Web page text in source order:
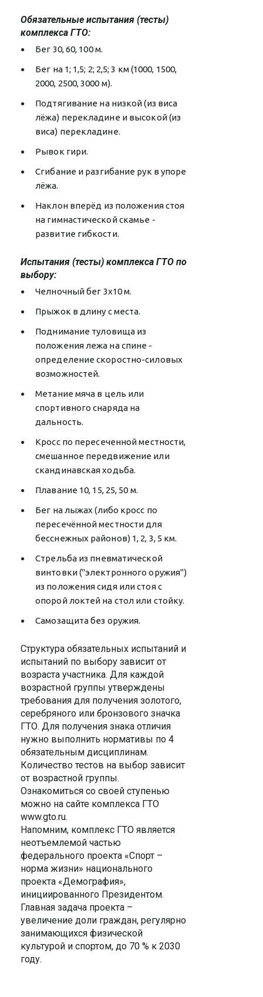
Обязательные испытания (тесты)
комплекса ГТО:
Бег 30, 60, 100 м.
Бег на 1; 1,5; 2; 2,5; 3 км (1000, 1500,
2000, 2500, 3000 м).
Подтягивание на низкой (из виса
лёжа) перекладине и высокой (из
виса) перекладине.
Рывок гири.
Сгибание и разгибание рук в упоре
лёжа.
Наклон вперёд из положения стоя
на гимнастической скамье -
развитие гибкости.
Испытания (тесты) комплекса ГТО по
выбору:
Челночный бег 3x10 м.
Прыжок в длину с места.
Поднимание туловища из
положения лежа на спине -
определение скоростно-силовых
возможностей.
Метание мяча в цель или
спортивного снаряда на
дальность.
Кросс по пересеченной местности,
смешанное передвижение или
скандинавская ходьба.
Плавание 10, 15, 25, 50 м.
Бег на лыжах (либо кросс по
пересечённой местности для
бесснежных районов) 1, 2, 3, 5 км.
Стрельба из пневматической
винтовки ("электронного оружия")
из положения сидя или стоя с
опорой локтей на стол или стойку.
Самозащита без оружия.
Структура обязательных испытаний и
испытаний по выбору зависит от
возраста участника. Для каждой
возрастной группы утверждены
требования для получения золотого,
серебряного или бронзового значка
ГТО. Для получения знака отличия
нужно выполнить нормативы по 4
обязательным дисциплинам.
Количество тестов на выбор зависит
от возрастной группы.
Ознакомиться со своей ступенью
можно на сайте комплекса ГТО
www.gto.ru.
Напомним, комплекс ГТО является
неотъемлемой частью
федерального проекта «Спорт –
норма жизни» национального
проекта «Демография»,
инициированного Президентом.
Главная задача проекта –
увеличение доли граждан, регулярно
занимающихся физической
культурой и спортом, до 70 % к 2030
году.